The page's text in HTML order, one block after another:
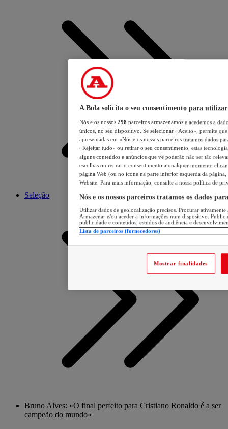
Seleção
Bruno Alves: «O final perfeito para Cristiano Ronaldo é a ser
campeão do mundo»
A Bola solicita o seu consentimento para utilizar
Nós e os nossos 298 parceiros armazenamos e acedemos a
únicos, no seu dispositivo. Se selecionar «Aceito», permite
apresentadas em «Nós e os nossos parceiros tratamos dados
«Rejeitar tudo» ou retirar o seu consentimento, estas
alguns conteúdos e anúncios que vê poderão não ser tão
escolhas ou retirar o consentimento a qualquer momento
página Web (ou no ícone na parte inferior esquerda da página,
Website. Para mais informação, consulte a nossa política de
Nós e os nossos parceiros tratamos os dados
Utilizar dados de geolocalização precisos. Procurar
Armazenar e/ou aceder a informações num dispositivo.
publicidade e conteúdos, estudos de audiência e
Lista de parceiros (fornecedores)
Mostrar finalidades